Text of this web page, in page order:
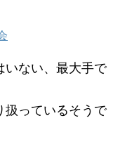
いない、最大手で
扱っているそうで